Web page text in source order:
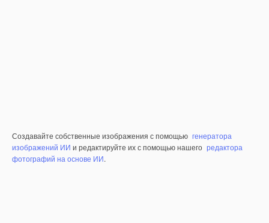
Создавайте собственные изображения с помощью генератора
изображений ИИ и редактируйте их с помощью нашего редактора
фотографий на основе ИИ.